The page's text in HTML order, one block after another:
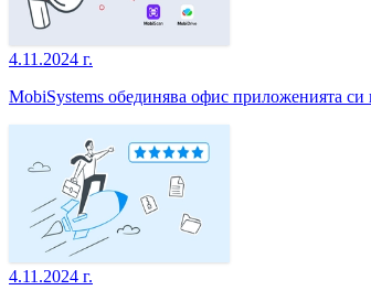
4.11.2024 г.
MobiSystems обединява офис приложенията си
4.11.2024 г.